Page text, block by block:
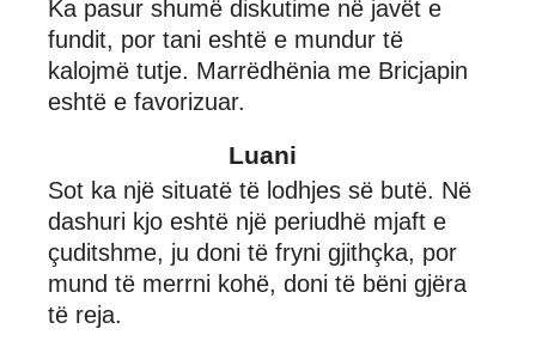
Ka pasur shumë diskutime në javët e
fundit, por tani eshtë e mundur të
kalojmë tutje. Marrëdhënia me Bricjapin
eshtë e favorizuar.
Luani
Sot ka një situatë të lodhjes së butë. Në
dashuri kjo eshtë një periudhë mjaft e
çuditshme, ju doni të fryni gjithçka, por
mund të merrni kohë, doni të bëni gjëra
të reja.